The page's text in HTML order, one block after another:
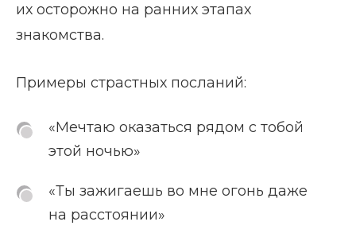
их осторожно на ранних этапах
знакомства.
Примеры страстных посланий:
«Мечтаю оказаться рядом с тобой
этой ночью»
«Ты зажигаешь во мне огонь даже
на расстоянии»